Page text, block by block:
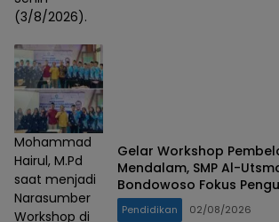
(3/8/2026).
Mohammad
Hairul, M.Pd
saat menjadi
Narasumber
Workshop di
Gelar Workshop
Mendalam, SMP Al-
Bondowoso Fokus
Esensial
Pendidikan 02/08/2026